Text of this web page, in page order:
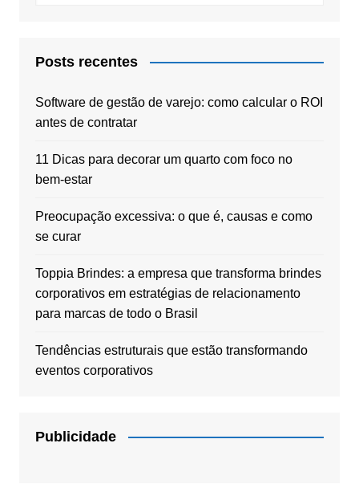
Posts recentes
Software de gestão de varejo: como calcular o ROI
antes de contratar
11 Dicas para decorar um quarto com foco no
bem-estar
Preocupação excessiva: o que é, causas e como
se curar
Toppia Brindes: a empresa que transforma brindes
corporativos em estratégias de relacionamento
para marcas de todo o Brasil
Tendências estruturais que estão transformando
eventos corporativos
Publicidade